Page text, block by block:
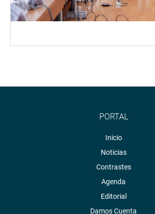
PORTAL
Inicio
Noticias
Contrastes
Agenda
Editorial
Damos Cuenta